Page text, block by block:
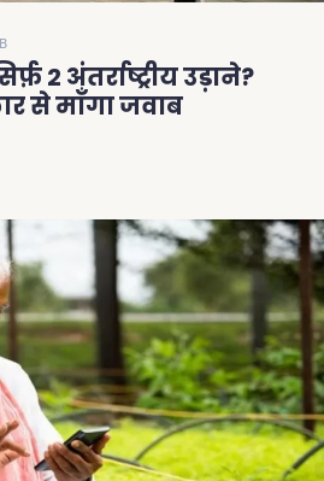
2 अंतर्राष्ट्रीय उड़ाने?
से माँगा जवाब